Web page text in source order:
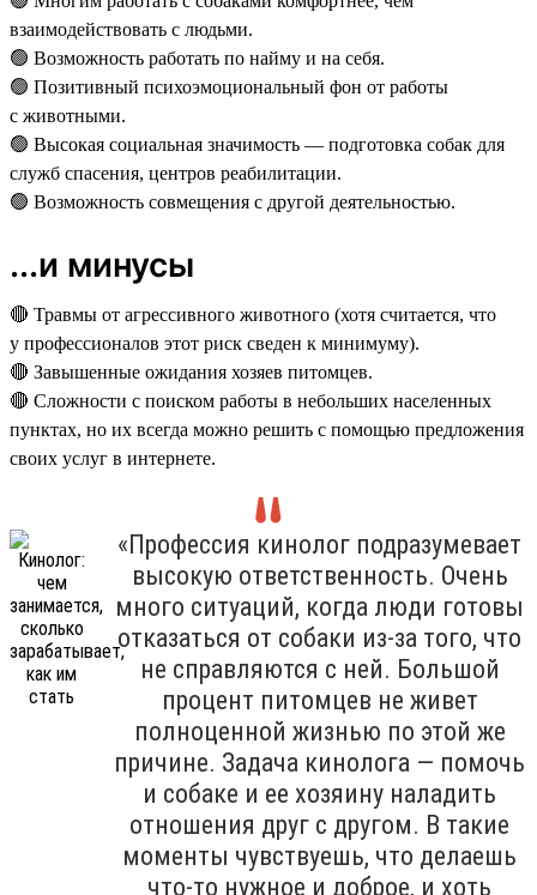
взаимодействовать с людьми.
🟢 Возможность работать по найму и на себя.
🟢 Позитивный психоэмоциональный фон от работы
с животными.
🟢 Высокая социальная значимость — подготовка собак для
служб спасения, центров реабилитации.
🟢 Возможность совмещения с другой деятельностью.
...и минусы
🔴 Травмы от агрессивного животного (хотя считается, что
у профессионалов этот риск сведен к минимуму).
🔴 Завышенные ожидания хозяев питомцев.
🔴 Сложности с поиском работы в небольших населенных
пунктах, но их всегда можно решить с помощью предложения
своих услуг в интернете.
«Профессия кинолог подразумевает
высокую ответственность. Очень
много ситуаций, когда люди готовы
отказаться от собаки из-за того, что
не справляются с ней. Большой
процент питомцев не живет
полноценной жизнью по этой же
причине. Задача кинолога — помочь
и собаке и ее хозяину наладить
отношения друг с другом. В такие
моменты чувствуешь, что делаешь
что-то нужное и доброе, и хоть